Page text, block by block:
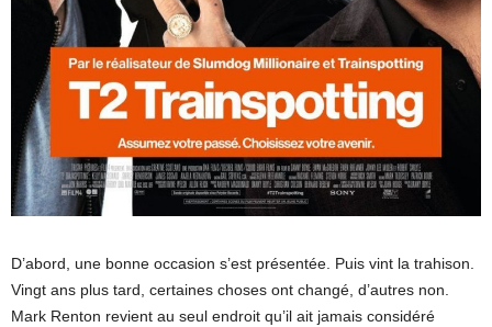
D’abord, une bonne occasion s’est présentée. Puis vint la trahison.
Vingt ans plus tard, certaines choses ont changé, d’autres non.
Mark Renton revient au seul endroit qu’il ait jamais considéré